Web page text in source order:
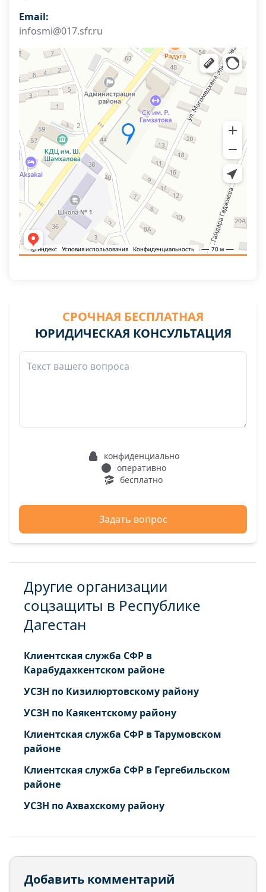
Email:
infosmi@017.sfr.ru
СРОЧНАЯ БЕСПЛАТНАЯ
ЮРИДИЧЕСКАЯ КОНСУЛЬТАЦИЯ
конфиденциально
оперативно
бесплатно
Задать вопрос
Другие организации
соцзащиты в Республике
Дагестан
Клиентская служба СФР в
Карабудахкентском районе
УСЗН по Кизилюртовскому району
УСЗН по Каякентскому району
Клиентская служба СФР в Тарумовском
районе
Клиентская служба СФР в Гергебильском
районе
УСЗН по Ахвахскому району
Добавить комментарий